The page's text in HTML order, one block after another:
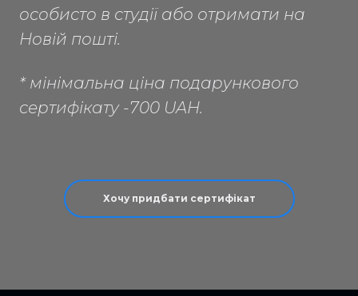
особисто в студії або отримати на
Новій пошті.
* мінімальна ціна подарункового
сертифікату -700 UAH.
Хочу придбати сертифікат